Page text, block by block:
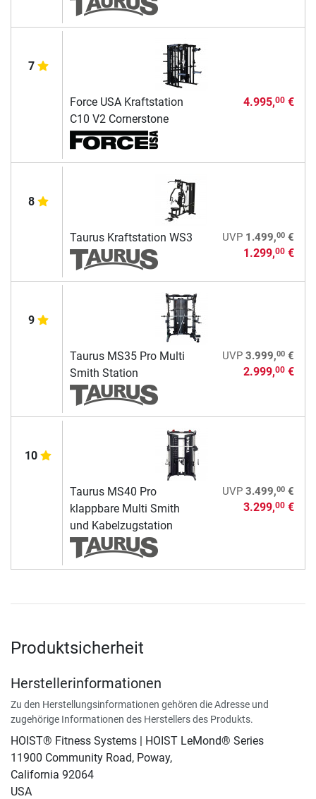
7
Force USA Kraftstation
C10 V2 Cornerstone
4.995,00€
8
Taurus Kraftstation WS3 UVP 1.499,00€
1.299,00€
9
Taurus MS35 Pro Multi
Smith Station
UVP 3.999,00€
2.999,00€
10
Taurus MS40 Pro
klappbare Multi Smith
und Kabelzugstation
UVP 3.499,00€
3.299,00€
Produktsicherheit
Herstellerinformationen
Zu den Herstellungsinformationen gehören die Adresse und
zugehörige Informationen des Herstellers des Produkts.
HOIST® Fitness Systems | HOIST LeMond® Series
11900 Community Road, Poway,
California 92064
USA